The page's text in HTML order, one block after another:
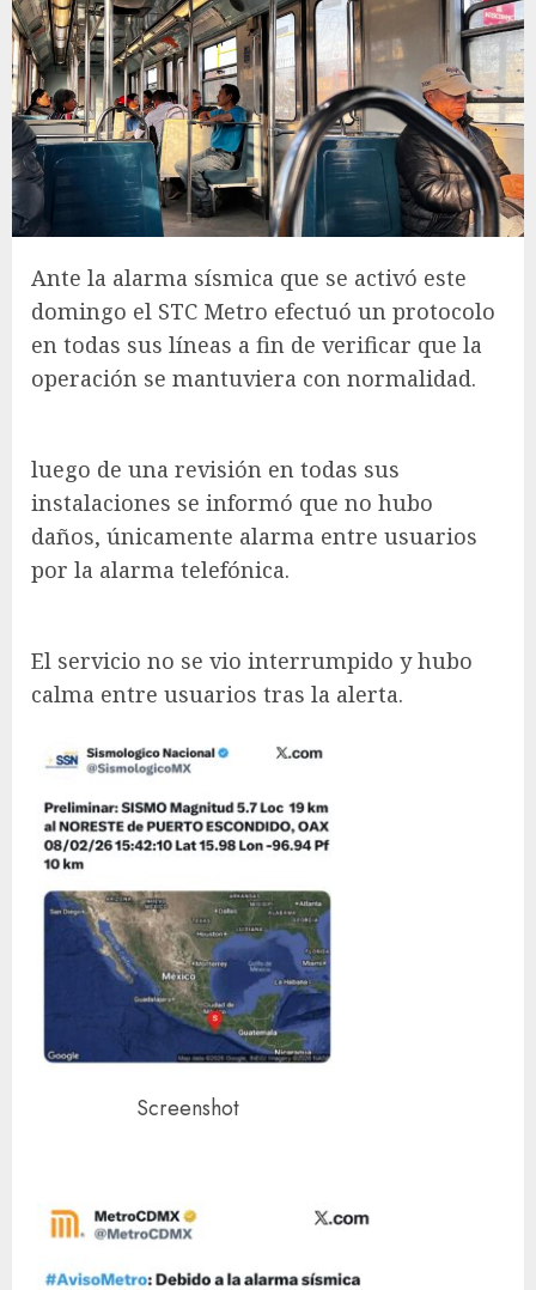
Ante la alarma sísmica que se activó este
domingo el STC Metro efectuó un protocolo
en todas sus líneas a fin de verificar que la
operación se mantuviera con normalidad.
luego de una revisión en todas sus
instalaciones se informó que no hubo
daños, únicamente alarma entre usuarios
por la alarma telefónica.
El servicio no se vio interrumpido y hubo
calma entre usuarios tras la alerta.
Screenshot